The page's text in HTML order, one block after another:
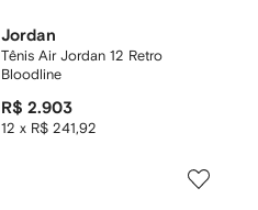
Jordan
Tênis Air Jordan 12 Retro
Bloodline
R$ 2.903
12 x R$ 241,92